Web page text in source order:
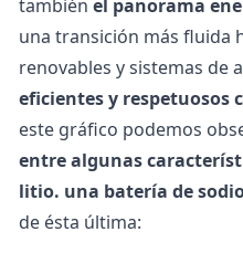
también el panorama
una transición más fluida
renovables y sistemas de
eficientes y respetuosos
este gráfico podemos
entre algunas
litio. una batería de
de ésta última: